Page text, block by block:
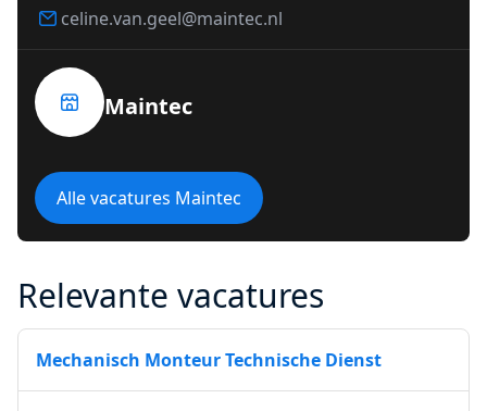
celine.van.geel@maintec.nl
Maintec
Alle vacatures Maintec
Relevante vacatures
Mechanisch Monteur Technische Dienst